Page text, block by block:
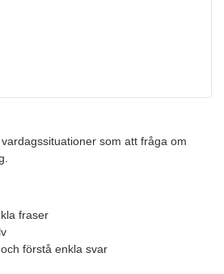
som att fråga om
fraser
förstå enkla svar